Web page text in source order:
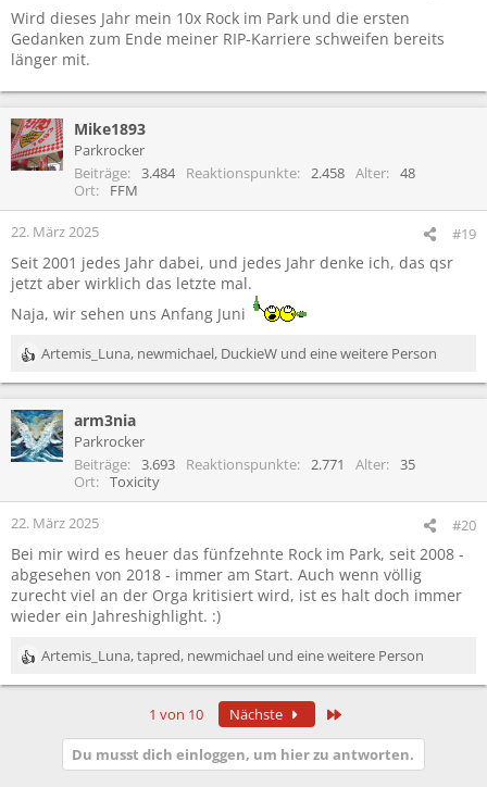
:
Wird dieses Jahr mein 10x Rock im Park und die ersten
Gedanken zum Ende meiner RIP-Karriere schweifen bereits
länger mit.
Mike1893
Parkrocker
Beiträge
3.484 Reaktionspunkte 2.458 Alter
48
Ort
FFM
22. März 2025 #19
Seit 2001 jedes Jahr dabei, und jedes Jahr denke ich, das qsr
jetzt aber wirklich das letzte mal.
Naja, wir sehen uns Anfang Juni
R
e
k
t
i
n
e
:
Artemis_Luna, newmichael, DuckieW und eine weitere Person
arm3nia
Parkrocker
Beiträge
3.693 Reaktionspunkte 2.771 Alter
35
Ort
Toxicity
22. März 2025 #20
Bei mir wird es heuer das fünfzehnte Rock im Park, seit 2008 -
abgesehen von 2018 - immer am Start. Auch wenn völlig
zurecht viel an der Orga kritisiert wird, ist es halt doch immer
wieder ein Jahreshighlight. :)
R
e
Artemis_Luna,tapred, newmichael und eine weitere Person
1 von 10 Nächste
Du musst dich einloggen, um hier zu antworten.